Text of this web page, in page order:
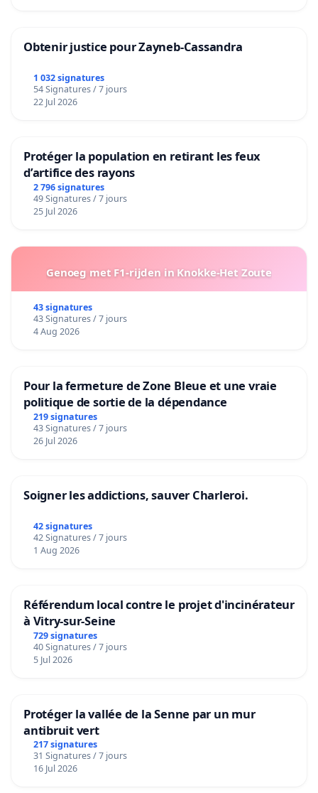
Obtenir justice pour Zayneb-Cassandra
1 032 signatures
54 Signatures / 7 jours
22 Jul 2026
Protéger la population en retirant les feux
d’artifice des rayons
2 796 signatures
49 Signatures / 7 jours
25 Jul 2026
Genoeg met F1-rijden in Knokke-Het Zoute
43 signatures
43 Signatures / 7 jours
4 Aug 2026
Pour la fermeture de Zone Bleue et une vraie
politique de sortie de la dépendance
219 signatures
43 Signatures / 7 jours
26 Jul 2026
Soigner les addictions, sauver Charleroi.
42 signatures
42 Signatures / 7 jours
1 Aug 2026
Référendum local contre le projet d'incinérateur
à Vitry-sur-Seine
729 signatures
40 Signatures / 7 jours
5 Jul 2026
Protéger la vallée de la Senne par un mur
antibruit vert
217 signatures
31 Signatures / 7 jours
16 Jul 2026